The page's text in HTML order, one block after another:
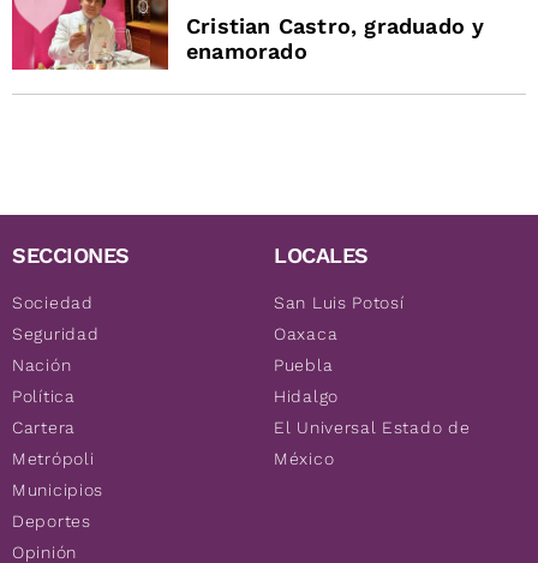
Cristian Castro, graduado y
enamorado
SECCIONES
Sociedad
Seguridad
Nación
Política
Cartera
Metrópoli
Municipios
Deportes
Opinión
LOCALES
San Luis Potosí
Oaxaca
Puebla
Hidalgo
El Universal Estado de
México